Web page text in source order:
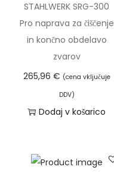
STAHLWERK SRG-300
Pro naprava za čiščenje
in končno obdelavo
zvarov
265,96 € (cena vključuje
DDV)
Dodaj v košarico